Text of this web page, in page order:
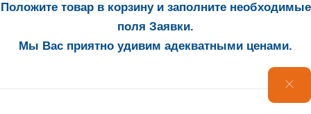
Положите товар в корзину и заполните необходимые
поля Заявки.
Мы Вас приятно удивим адекватными ценами.